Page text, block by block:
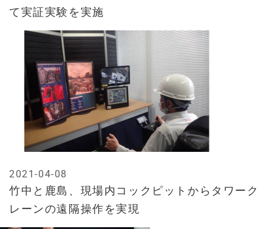
て実証実験を実施
竹中と鹿島、現場内コックピットからタワーク
レーンの遠隔操作を実現
2021-04-08